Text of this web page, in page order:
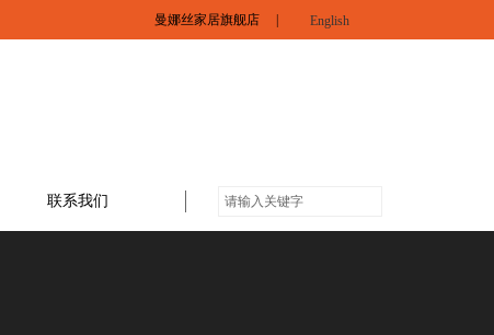
曼娜丝家居旗舰店 English
联系我们